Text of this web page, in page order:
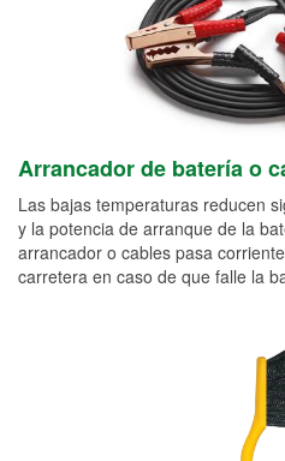
Arrancador de batería o
Las bajas temperaturas reducen
y la potencia de arranque de la
arrancador o cables pasa
carretera en caso de que falle la